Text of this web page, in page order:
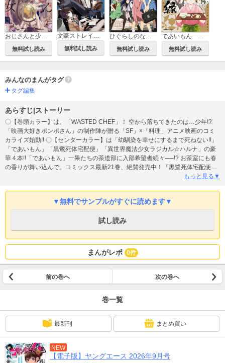
無料試し読み
文豪ストレイドッグス 公式アンソロジー
無料試し読み
ひぐらしのなく頃に 業 コミックアンソロジー
無料試し読み
であいもん 公式コミックアンソロジー ～縁～
無料試し読み
みんなのまんがタグ
タグ編集
あらすじ|ストーリー
〇【巻頭カラー】は、「WASTED CHEF」！ 空から落ちてきたのは…少年!?
「映画大好きポンポさん」の制作陣が贈る「SF」×「料理」アニメ映画のコミ
カライズ始動!! 〇【センターカラー】は「幼馴染を幸せにするまで死ねない!!」
「であいもん」「黒鷺死体宅配便」「異世界魔法少女ラジカル☆ハルナ」の豪
華４本!!「であいもん」一果たちの茶道部に入部希望者続々──!? お茶室にも春
の香りが舞い込んで。コミックス最新21巻、絶賛発売中！「黒鷺死体宅配便」
江戸の世でも睨みを利かす黒鷺──。コミックス最新32巻、好評発売中！「異世
じゃない──!? 第1巻発売を記念してヤングエースUPより特別出張！〇その他に
も『異世界居酒屋「のぶ」』「文豪ストレイドッグス 探偵社設立秘話」「ロー
グエース2026年7月号」を電子配信用に再構築したものです。電子化に伴い、
一部省略されたページがございます。紙の雑誌についている付録等がついてい
ない場合があります。本文中に掲載されている情報、価格は、2026年６月現在
のものです。内容につきましては、変更される可能性があります。この商品は
タブレットなど大きいディスプレイを備えた端末で読むことに適しています。
また、文字列のハイライトや検索、辞書の参照などの機能が使用できません】
もっと見る▼
▼無料でサンプルがすぐに読めます▼
試し読み
まんがレポ 0件
前の巻へ 次の巻へ
巻一覧
最新刊 まとめ買い
NEW
【電子版】ヤングエース 2026年9月号